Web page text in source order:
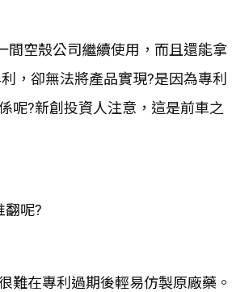
間空殼公司繼續使用，而且還能拿
，卻無法將產品實現?是因為專利
呢?新創投資人注意，這是前車之
翻呢?
難在專利過期後輕易仿製原廠藥。